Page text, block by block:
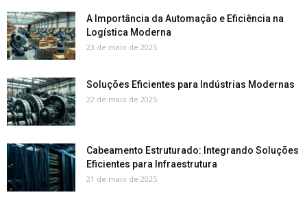
A Importância da Automação e Eficiência na
Logística Moderna
23 de maio de 2025
Soluções Eficientes para Indústrias Modernas
22 de maio de 2025
Cabeamento Estruturado: Integrando Soluções
Eficientes para Infraestrutura
21 de maio de 2025